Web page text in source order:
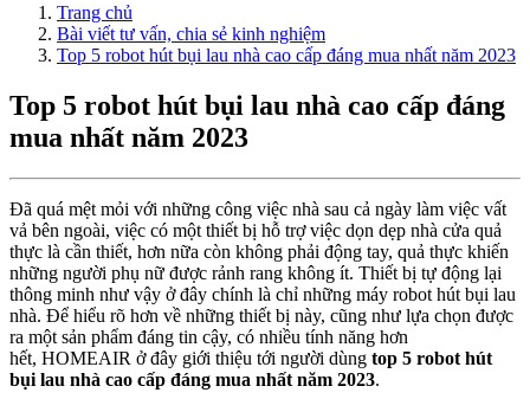
Trang chủ
Bài viết tư vấn, chia sẻ kinh nghiệm
Top 5 robot hút bụi lau nhà cao cấp đáng mua nhất năm 2023
Top 5 robot hút bụi lau nhà cao cấp đáng
mua nhất năm 2023
Đã quá mệt mỏi với những công việc nhà sau cả ngày làm việc vất
vả bên ngoài, việc có một thiết bị hỗ trợ việc dọn dẹp nhà cửa quả
thực là cần thiết, hơn nữa còn không phải động tay, quả thực khiến
những người phụ nữ được rảnh rang không ít. Thiết bị tự động lại
thông minh như vậy ở đây chính là chỉ những máy robot hút bụi lau
nhà. Để hiểu rõ hơn về những thiết bị này, cũng như lựa chọn được
ra một sản phẩm đáng tin cậy, có nhiều tính năng hơn
hết, HOMEAIR ở đây giới thiệu tới người dùng top 5 robot hút
bụi lau nhà cao cấp đáng mua nhất năm 2023.